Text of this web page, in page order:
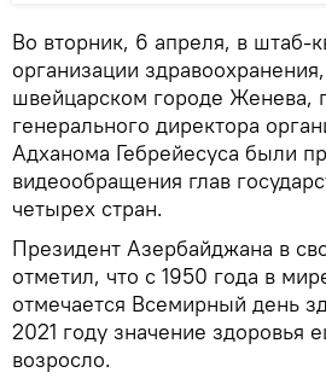
Во вторник, 6 апреля, в штаб-
организации
швейцарском городе Женева,
генерального директора
Адханома Гебрейесуса были
видеообращения глав
четырех стран.
Президент Азербайджана в
отметил, что с 1950 года в
отмечается Всемирный день
2021 году значение здоровья
возросло.